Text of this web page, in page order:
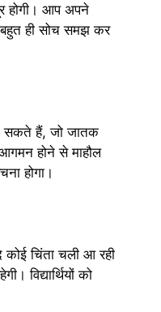
होगी। आप अपने
ही सोच समझ कर
सकते हैं, जो जातक
होने से माहौल
होगा।
चिंता चली आ रही
विद्यार्थियों को